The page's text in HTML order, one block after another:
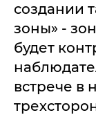
создании
зоны» -
будет
встрече в